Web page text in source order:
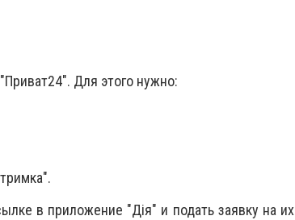
Для этого нужно:
в приложение "Дія" и подать заявку на их